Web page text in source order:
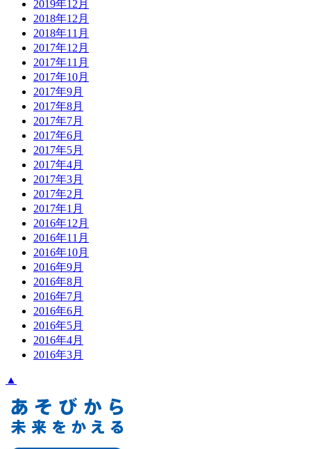
2019年12月
2018年12月
2018年11月
2017年12月
2017年11月
2017年10月
2017年9月
2017年8月
2017年7月
2017年6月
2017年5月
2017年4月
2017年3月
2017年2月
2017年1月
2016年12月
2016年11月
2016年10月
2016年9月
2016年8月
2016年7月
2016年6月
2016年5月
2016年4月
2016年3月
▲